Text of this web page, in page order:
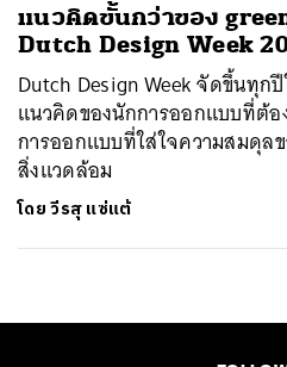
แนวคิดขั้นกว่าของ
Dutch Design Week
Dutch Design Week จัดขึ้นทุก
แนวคิดของนักการออกแบบที่ต้
การออกแบบที่ใส่ใจความสมดุล
สิ่งแวดล้อม
โดยวีรสุ แซ่แต้